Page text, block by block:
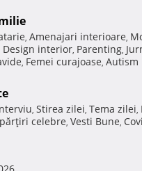
, Amenajari interioare,
Design interior, Parenting,
, Femei curajoase, Autism
, Stirea zilei, Tema zilei,
celebre, Vesti Bune,